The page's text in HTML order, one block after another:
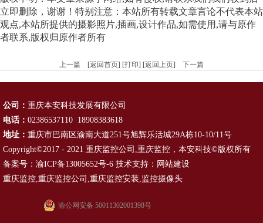
立即删除，谢谢！特别注意：本站所有转载文章言论不代表本站
观点,本站所提供的摄影照片,插画,设计作品,如需使用,请与原作
者联系,版权归原作者所有
上一篇 [返回首页] [打印] [返回上页] 下一篇
公司： 重庆本安科技发展有限公司
电话： 02386537110 18908383618
地址： 重庆市巴南区渝南大道251号旭辉乐活城29A栋10-10/11号
Copyright©2017 - 2021 重庆监控公司 ,重庆监控 ，本安科技©版权所有
备案号： 渝ICP备13005652号-6 技术支持： 网站建设
重庆监控,重庆监控公司 ,重庆监控安装,监控摄像头
渝公网安备 50011302001398号